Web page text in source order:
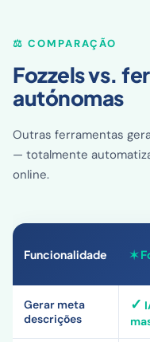
⚖️ COMPARAÇÃO
Fozzels vs.
autónomas
Outras ferramentas
— totalmente
online.
Funcionalidade ✶
Gerar meta
descrições
✓